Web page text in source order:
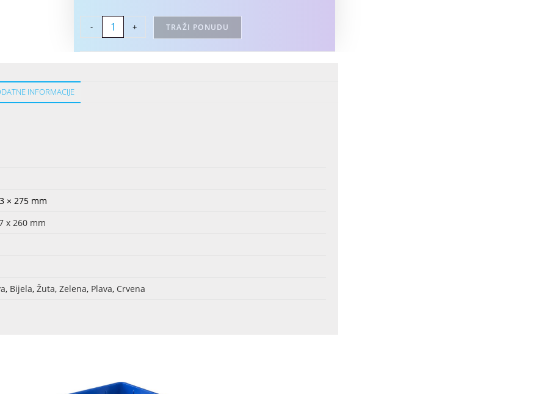
- + TRAŽI PONUDU
INFORMACIJE
× 275 mm
x 260 mm
, Bijela, Žuta, Zelena, Plava, Crvena